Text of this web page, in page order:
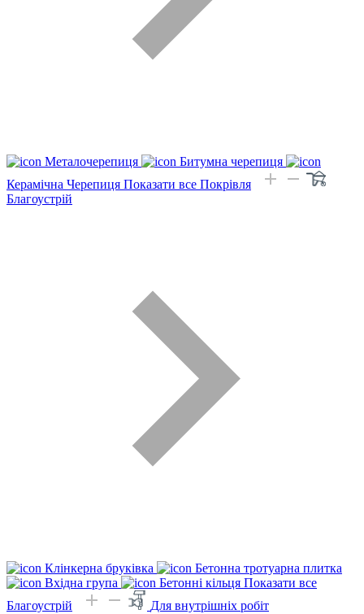
Металочерепиця
Битумна черепиця
Керамічна Черепиця Показати все Покрівля
Благоустрій
Клінкерна бруківка
Бетонна тротуарна плитка
Вхідна група
Бетонні кільця Показати все
Благоустрій
Для внутрішніх робіт